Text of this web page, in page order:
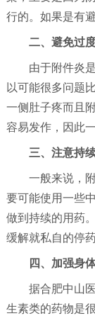
行的。如果是有
二、避免过
由于附件炎是
以可能很多问题
一侧肚子疼而且
容易发作，因此
三、注意持
一般来说，附
要可能使用一些
做到持续的用药
缓解就私自的停
四、加强身
据合肥中山医
生素类的药物是